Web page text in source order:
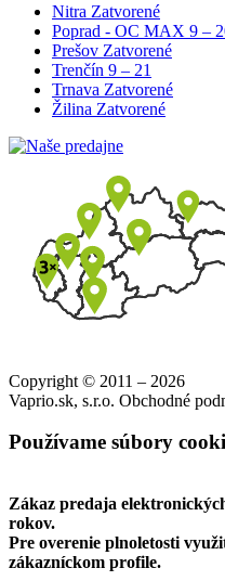
Nitra Zatvorené
Poprad - OC MAX 9 –
Prešov Zatvorené
Trenčín 9 – 21
Trnava Zatvorené
Žilina Zatvorené
Copyright © 2011 – 2026
Vaprio.sk, s.r.o. Obchodné
Používame súbory
Zákaz predaja
rokov.
Pre overenie plnoletosti
zákazníckom profile.